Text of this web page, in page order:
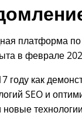
платформа по
в феврале
году как
SEO и